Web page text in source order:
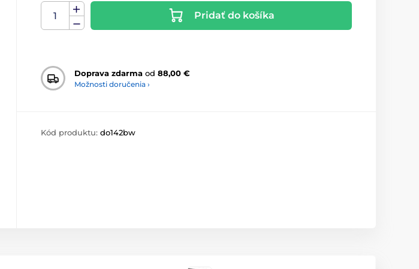
Pridať do košíka
Doprava zdarma od 88,00 €
Možnosti doručenia ›
Kód produktu: do142bw